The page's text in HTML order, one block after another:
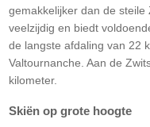
gemakkelijker dan de
veelzijdig en biedt
de langste afdaling van 22
Valtournanche. Aan de
kilometer.
Skiën op grote hoogte